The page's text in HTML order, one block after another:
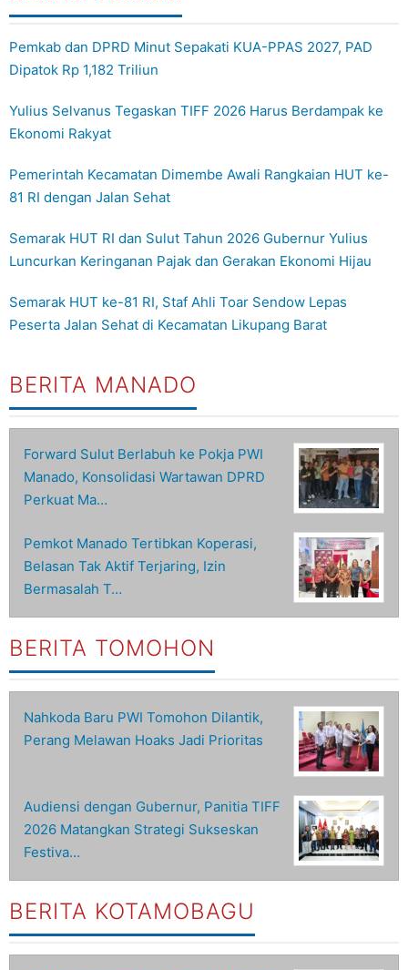
Pemkab dan DPRD Minut Sepakati KUA-PPAS 2027, PAD
Dipatok Rp 1,182 Triliun
Yulius Selvanus Tegaskan TIFF 2026 Harus Berdampak ke
Ekonomi Rakyat
Pemerintah Kecamatan Dimembe Awali Rangkaian HUT ke-
81 RI dengan Jalan Sehat
Semarak HUT RI dan Sulut Tahun 2026 Gubernur Yulius
Luncurkan Keringanan Pajak dan Gerakan Ekonomi Hijau
Semarak HUT ke-81 RI, Staf Ahli Toar Sendow Lepas
Peserta Jalan Sehat di Kecamatan Likupang Barat
BERITA MANADO
Forward Sulut Berlabuh ke Pokja PWI
Manado, Konsolidasi Wartawan DPRD
Perkuat Ma…
Pemkot Manado Tertibkan Koperasi,
Belasan Tak Aktif Terjaring, Izin
Bermasalah T…
BERITA TOMOHON
Nahkoda Baru PWI Tomohon Dilantik,
Perang Melawan Hoaks Jadi Prioritas
Audiensi dengan Gubernur, Panitia TIFF
2026 Matangkan Strategi Sukseskan
Festiva…
BERITA KOTAMOBAGU